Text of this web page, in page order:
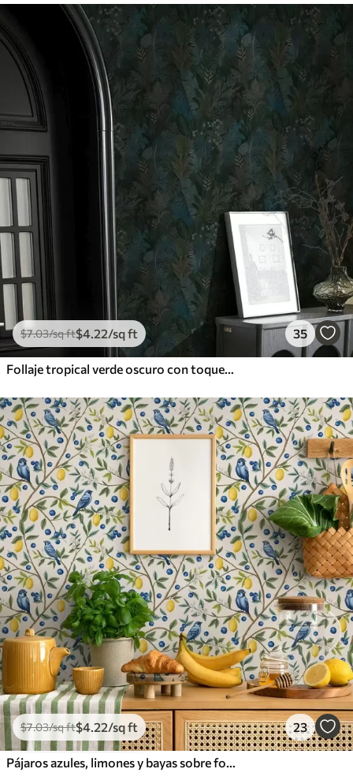
$7.03/sq ft$4.22/sq ft 35
Follaje tropical verde oscuro con toques azules
$7.03/sq ft$4.22/sq ft 23
Pájaros azules, limones y bayas sobre fondo blanco